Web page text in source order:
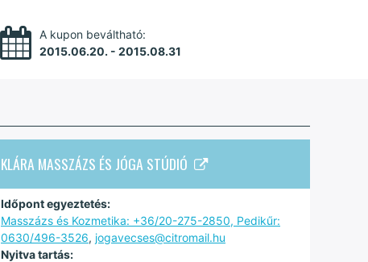
A kupon beváltható:
2015.06.20. - 2015.08.31
KLÁRA MASSZÁZS ÉS JÓGA STÚDIÓ
Időpont egyeztetés:
Masszázs és Kozmetika: +36/20-275-2850, Pedikűr:
0630/496-3526, jogavecses@citromail.hu
Nyitva tartás: